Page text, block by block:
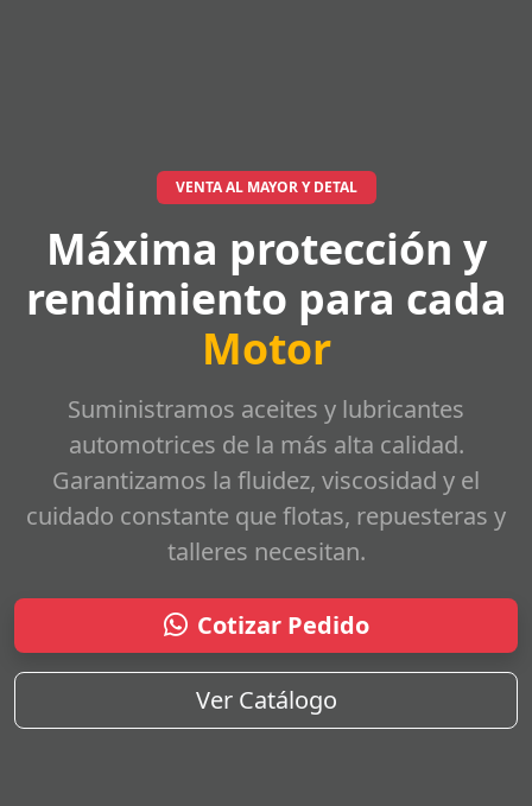
VENTA AL MAYOR Y DETAL
Máxima protección y
rendimiento para cada
Motor
Suministramos aceites y lubricantes
automotrices de la más alta calidad.
Garantizamos la fluidez, viscosidad y el
cuidado constante que flotas, repuesteras y
talleres necesitan.
Cotizar Pedido
Ver Catálogo